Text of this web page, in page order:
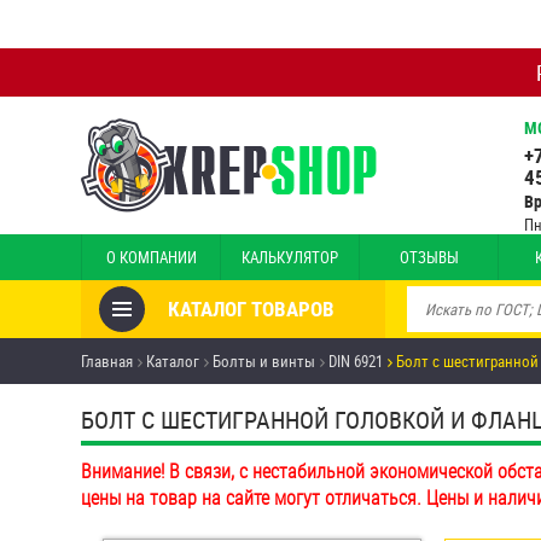
О КОМПАНИИ КАЛЬКУЛЯТОР ОТЗЫВЫ
КАТАЛОГ ТОВАРОВ
Товары со скидкой
Анкеры
Антивандальный крепёж,
инструмент
Болты и винты
Главная Каталог Болты и винты DIN 6921 Болт с
БОЛТ С ШЕСТИГРАННОЙ ГОЛОВКОЙ И
Внимание! В связи, с нестабильной экономической
цены на товар на сайте могут отличаться. Цены и